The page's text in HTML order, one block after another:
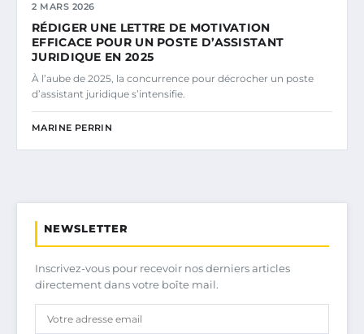
2 MARS 2026
RÉDIGER UNE LETTRE DE MOTIVATION
EFFICACE POUR UN POSTE D’ASSISTANT
JURIDIQUE EN 2025
À l’aube de 2025, la concurrence pour décrocher un poste
d’assistant juridique s’intensifie.
MARINE PERRIN
NEWSLETTER
Inscrivez-vous pour recevoir nos derniers articles
directement dans votre boîte mail.